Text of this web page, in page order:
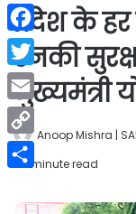
प्रदेश के
उनकी
मुख्यमंत्री
Anoop Mishra |
1 minute read
WhatsApp
Facebook
Twitter
Email
Copy
Link